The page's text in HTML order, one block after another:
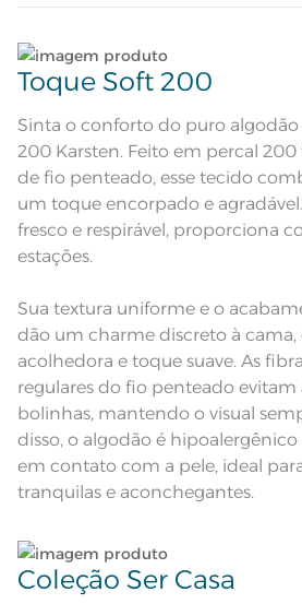
Quantidade de Peças
Fronha
de 4cm
Descrição Visual
Fronha
branca
branco
elástico
Composição
Tamanho King
Itens Inclusos
1 Lençol
2
Medida
Lençol
40cm;
Fronha:
Acabamento
Lavação
Lave tipos de tecidos distintos
Não lave cores claras e cores
ciclo;
Lave as peças no ciclo leve,
sua lavadora;
Enxágue as peças com bastante
Utilize a quantidade mínima
Leia atentamente as instruções
Toque Soft 200
Sinta o conforto do puro
200 Karsten. Feito em percal
de fio penteado, esse tecido
um toque encorpado e
fresco e respirável, proporciona
estações.
Sua textura uniforme e o
dão um charme discreto à
acolhedora e toque suave. As
regulares do fio penteado
bolinhas, mantendo o visual
disso, o algodão é hipoalergênico
em contato com a pele, ideal
tranquilas e aconchegantes.
Coleção Ser Casa